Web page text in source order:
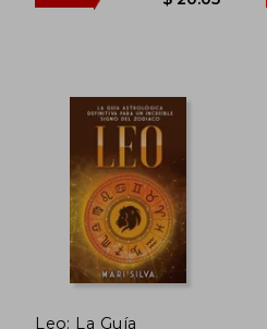
40%
Leo: La Guía